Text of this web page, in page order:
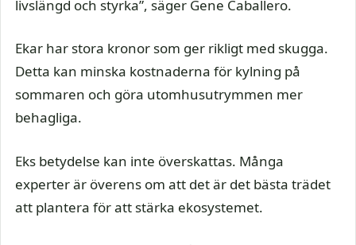
livslängd och styrka”, säger Gene Caballero.
Ekar har stora kronor som ger rikligt med skugga.
Detta kan minska kostnaderna för kylning på
sommaren och göra utomhusutrymmen mer
behagliga.
Eks betydelse kan inte överskattas. Många
experter är överens om att det är det bästa trädet
att plantera för att stärka ekosystemet.